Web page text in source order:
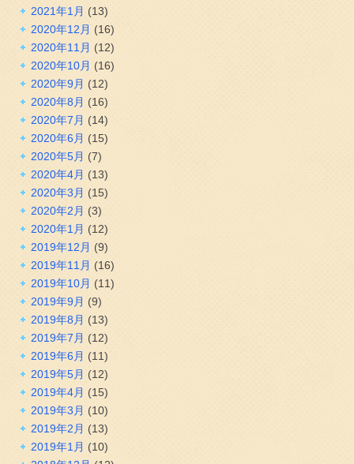
2021年1月 (13)
2020年12月 (16)
2020年11月 (12)
2020年10月 (16)
2020年9月 (12)
2020年8月 (16)
2020年7月 (14)
2020年6月 (15)
2020年5月 (7)
2020年4月 (13)
2020年3月 (15)
2020年2月 (3)
2020年1月 (12)
2019年12月 (9)
2019年11月 (16)
2019年10月 (11)
2019年9月 (9)
2019年8月 (13)
2019年7月 (12)
2019年6月 (11)
2019年5月 (12)
2019年4月 (15)
2019年3月 (10)
2019年2月 (13)
2019年1月 (10)